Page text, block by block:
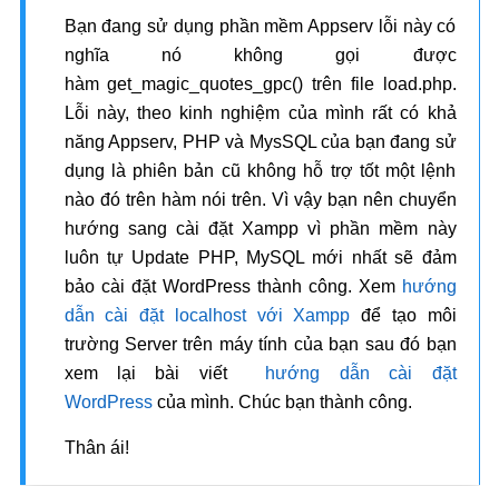
Bạn đang sử dụng phần mềm Appserv lỗi này có
nghĩa nó không gọi được
hàm get_magic_quotes_gpc() trên file load.php.
Lỗi này, theo kinh nghiệm của mình rất có khả
năng Appserv, PHP và MysSQL của bạn đang sử
dụng là phiên bản cũ không hỗ trợ tốt một lệnh
nào đó trên hàm nói trên. Vì vậy bạn nên chuyển
hướng sang cài đặt Xampp vì phần mềm này
luôn tự Update PHP, MySQL mới nhất sẽ đảm
bảo cài đặt WordPress thành công. Xem hướng
dẫn cài đặt localhost với Xampp để tạo môi
trường Server trên máy tính của bạn sau đó bạn
xem lại bài viết hướng dẫn cài đặt
WordPresscủa mình. Chúc bạn thành công.
Thân ái!